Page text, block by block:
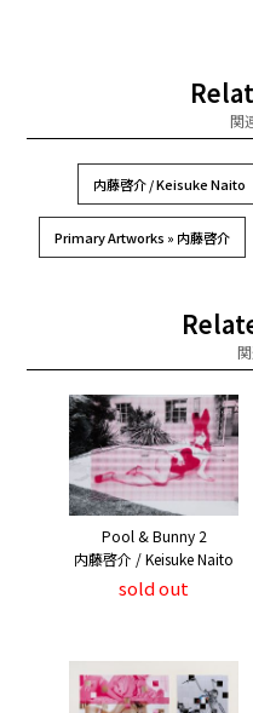
関
内藤啓介 / Keisuke Naito
Primary Artworks » 内藤啓介
Pool & Bunny 2
内藤啓介 / Keisuke Naito
sold out